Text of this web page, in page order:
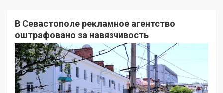
В Севастополе рекламное агентство
оштрафовано за навязчивость